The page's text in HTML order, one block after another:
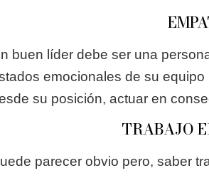
buen líder debe ser una
emocionales de su
su posición, actuar en
TRABAJO
parecer obvio pero, saber